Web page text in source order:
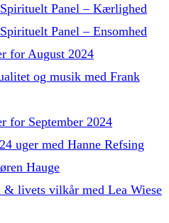
Panel – Kærlighed
Panel – Ensomhed
for August 2024
og musik med Frank
for September 2024
uger med Hanne Refsing
Hauge
& livets vilkår med Lea Wiese